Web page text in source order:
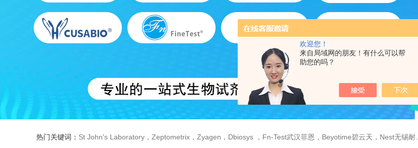
欢迎您！
来自局域网的朋友！有什么可以帮
助您的吗？
热门关键词： St John's Laboratory，Zeptometrix，Zyagen，Dbiosys ，Fn-Test武汉菲恩，Beyotime碧云天，Nest无锡耐思，Elabscience伊莱瑞特，Macklin麦克林生物，Cobioer科佰生物